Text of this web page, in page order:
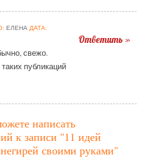
ЕЛЕНА ДАТА:
свежо.
публикаций
Ответить »
написать
к записи "11 идей
своими руками"